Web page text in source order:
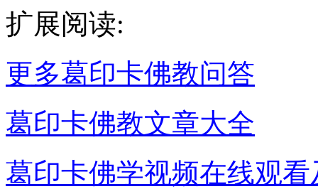
扩展阅读:
更多葛印卡佛教问答
葛印卡佛教文章大全
葛印卡佛学视频在线观看